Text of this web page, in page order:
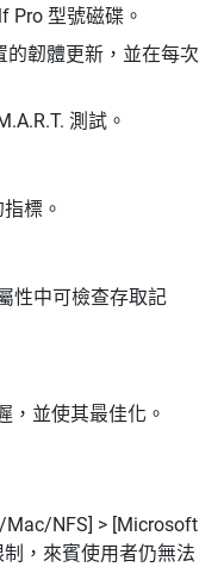
Pro 型號磁碟。
的韌體更新，並在每次
測試。
標。
性中可檢查存取記
，並使其最佳化。
Mac/NFS] > [Microsoft
，來賓使用者仍無法